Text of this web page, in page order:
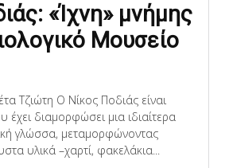
«Ίχνη» μνήμης
Μουσείο
Ποδιάς είναι
έχει διαμορφώσει μια ιδιαίτερα
γλώσσα, μεταμορφώνοντας
υλικά –χαρτί, φακελάκια...